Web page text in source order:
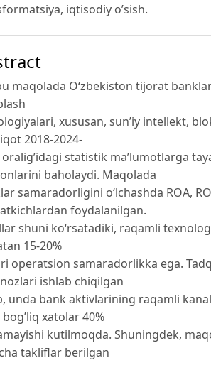
iqtisodiy o’sish.
maqolada O‘zbekiston tijorat
xususan, sun’iy intellekt,
2018-2024-
statistik ma’lumotlarga
baholaydi. Maqolada
samaradorligini o‘lchashda ROA,
foydalanilgan.
shuni ko‘rsatadiki, raqamli
15-20%
operatsion samaradorlikka ega.
ishlab chiqilgan
unda bank aktivlarining raqamli
xatolar 40%
kutilmoqda. Shuningdek,
takliflar berilgan